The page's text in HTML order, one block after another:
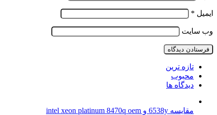
ایمیل *
وب‌ سایت
تازه ترین
محبوب
دیدگاه ها
مقایسه 6538y و intel xeon platinum 8470q oem